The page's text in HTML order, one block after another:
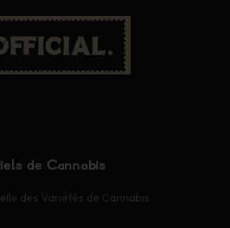
de Cannabis
des Variétés de Cannabis